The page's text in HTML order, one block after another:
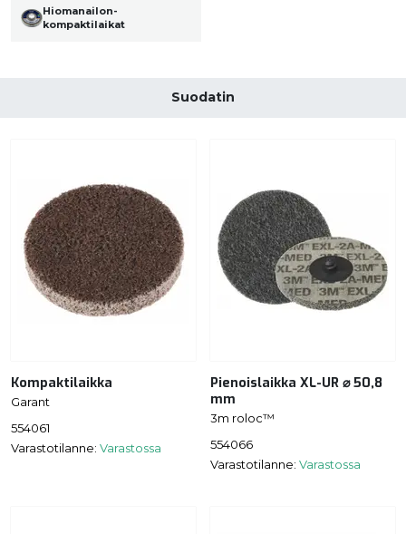
Hiomanailon-
kompaktilaikat
Suodatin
Kompaktilaikka
Garant
554061
Varastotilanne: Varastossa
Pienoislaikka XL-UR ⌀ 50,8
mm
3m roloc™
554066
Varastotilanne: Varastossa